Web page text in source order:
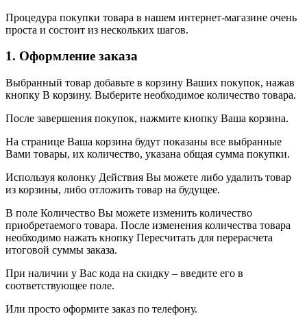
Процедура покупки товара в нашем интернет-магазине очень
проста и состоит из нескольких шагов.
1. Оформление заказа
Выбранный товар добавьте в корзину Ваших покупок, нажав
кнопку В корзину. Выберите необходимое количество товара.
После завершения покупок, нажмите кнопку Ваша корзина.
На странице Ваша корзина будут показаны все выбранные
Вами товары, их количество, указана общая сумма покупки.
Используя колонку Действия Вы можете либо удалить товар
из корзины, либо отложить товар на будущее.
В поле Количество Вы можете изменить количество
приобретаемого товара. После изменения количества товара
необходимо нажать кнопку Пересчитать для перерасчета
итоговой суммы заказа.
При наличии у Вас кода на скидку – введите его в
соответствующее поле.
Или просто оформите заказ по телефону.